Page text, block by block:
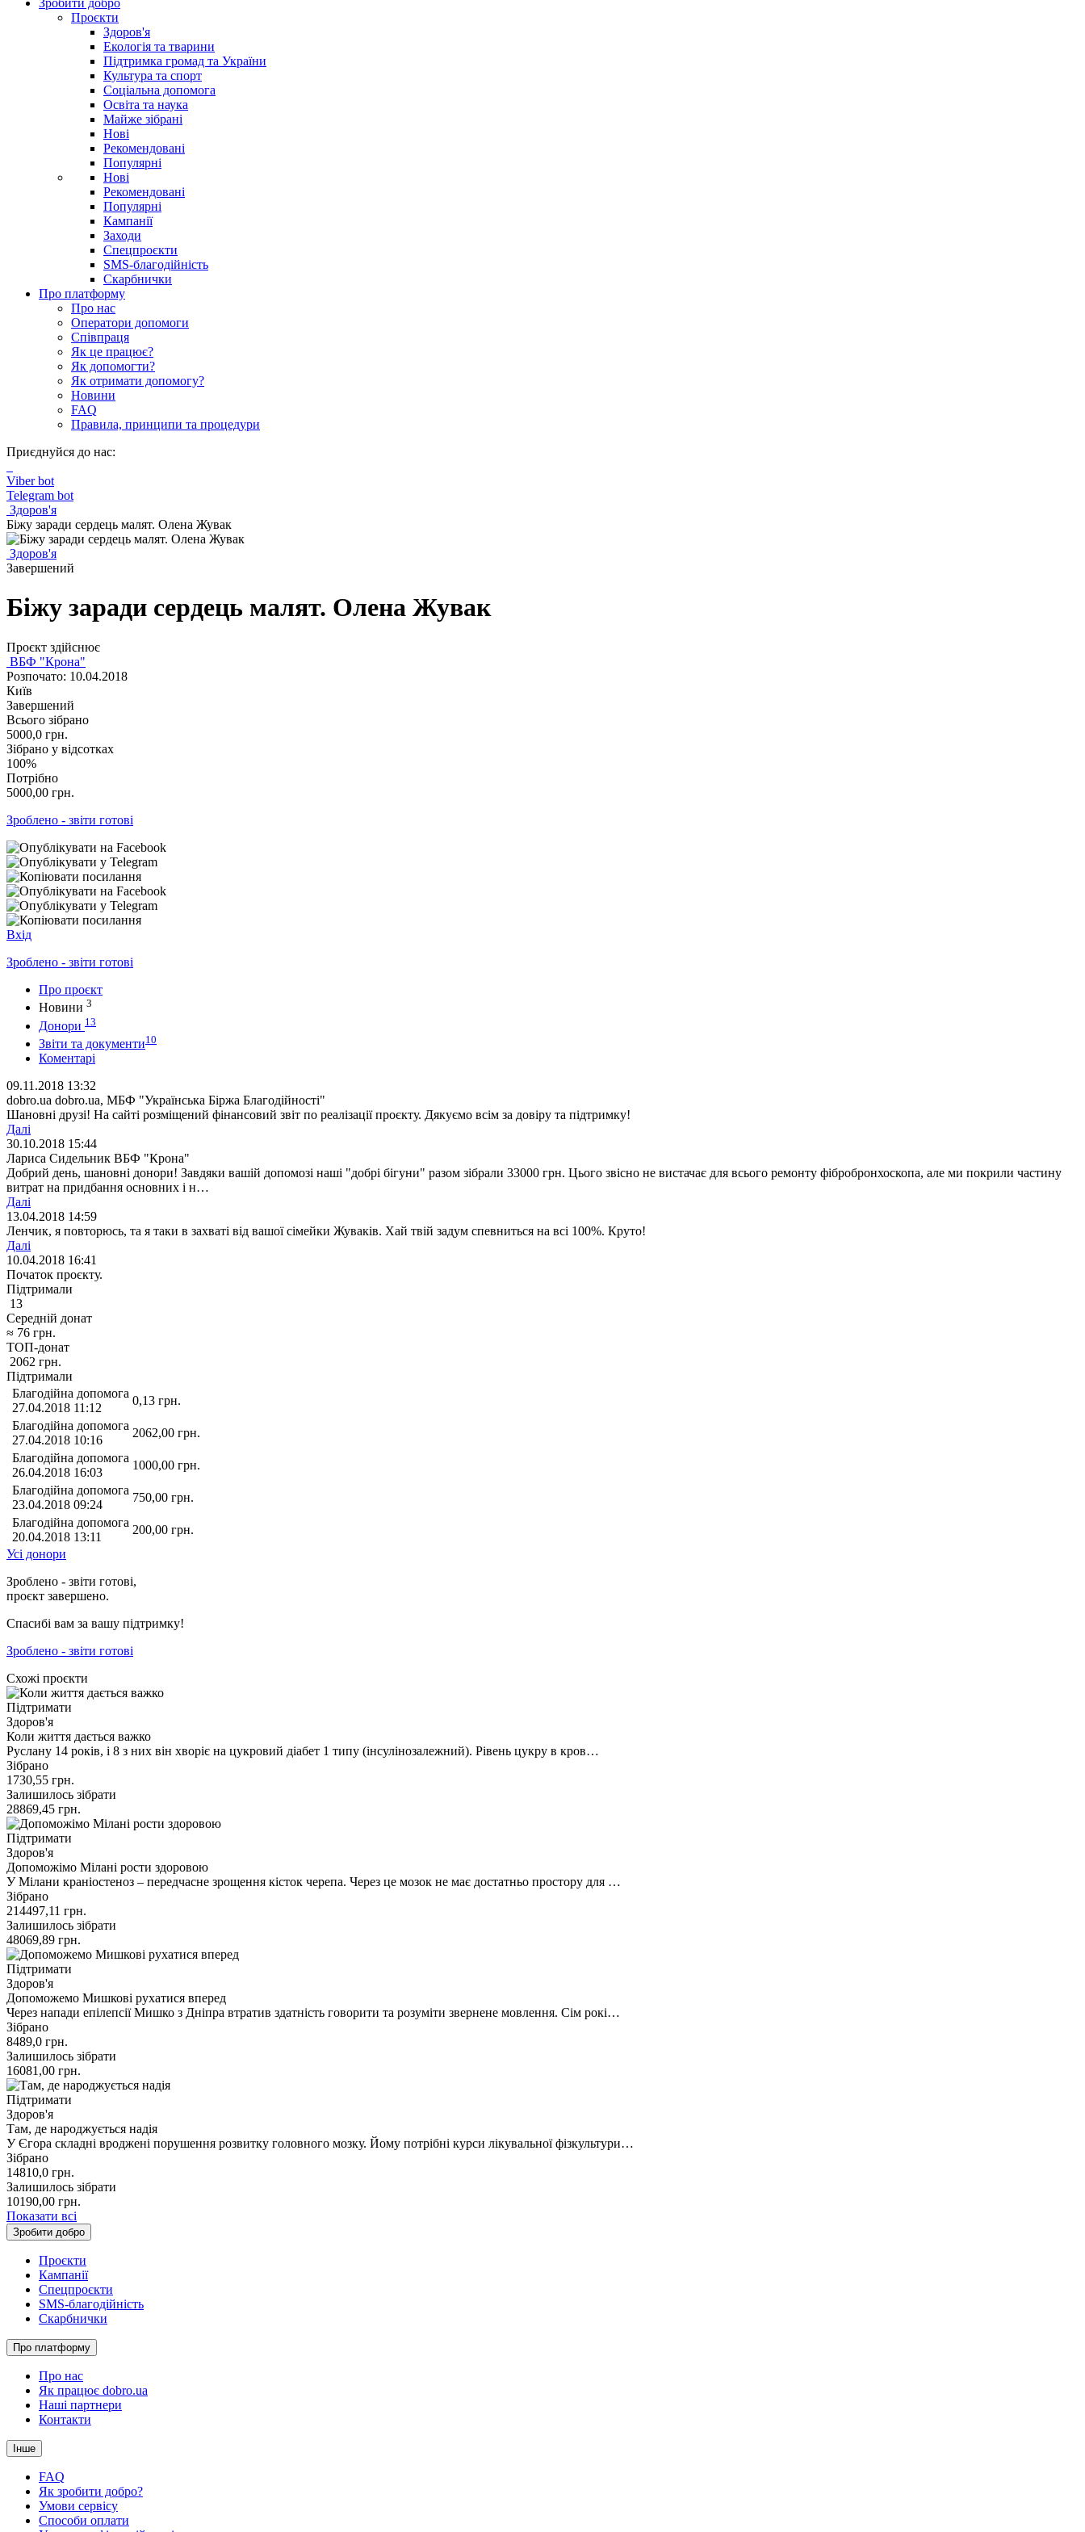
Зробити добро
Проєкти
Здоров'я
Екологія та тварини
Підтримка громад та України
Культура та спорт
Соціальна допомога
Освіта та наука
Майже зібрані
Нові
Рекомендовані
Популярні
Нові
Рекомендовані
Популярні
Кампанії
Заходи
Спецпроєкти
SMS-благодійність
Скарбнички
Про платформу
Про нас
Оператори допомоги
Співпраця
Як це працює?
Як допомогти?
Як отримати допомогу?
Новини
FAQ
Правила, принципи та процедури
Приєднуйся до нас:
Viber bot
Telegram bot
Здоров'я
Біжу заради сердець малят. Олена Жувак
Здоров'я
Завершений
Біжу заради сердець малят. Олена Жувак
Проєкт здійснює
ВБФ "Крона"
Розпочато: 10.04.2018
Київ
Завершений
Всього зібрано
5000,0 грн.
Зібрано у відсотках
100%
Потрібно
5000,00 грн.
Зроблено - звіти готові
Вхід
Зроблено - звіти готові
Про проєкт
Новини 3
Донори 13
Звіти та документи10
Коментарі
09.11.2018 13:32
dobro.ua dobro.ua, МБФ "Українська Біржа Благодійності"
Шановні друзі! На сайті розміщений фінансовий звіт по реалізації проєкту. Дякуємо всім за довіру та підтримку!
Далі
30.10.2018 15:44
Лариса Сидельник ВБФ "Крона"
Добрий день, шановні донори! Завдяки вашій допомозі наші "добрі бігуни" разом зібрали 33000 грн. Цього звісно не вистачає для всього ремонту фібробронхоскопа, але ми покрили частину
витрат на придбання основних і н…
Далі
13.04.2018 14:59
Ленчик, я повторюсь, та я таки в захваті від вашої сімейки Жуваків. Хай твій задум спевниться на всі 100%. Круто!
Далі
10.04.2018 16:41
Початок проєкту.
Підтримали
13
Середній донат
≈ 76 грн.
ТОП-донат
2062 грн.
Підтримали
Благодійна допомога
27.04.2018 11:12
0,13 грн.
Благодійна допомога
27.04.2018 10:16
2062,00 грн.
Благодійна допомога
26.04.2018 16:03
1000,00 грн.
Благодійна допомога
23.04.2018 09:24
750,00 грн.
Благодійна допомога
20.04.2018 13:11
200,00 грн.
Усі донори
Зроблено - звіти готові,
проєкт завершено.
Спасибі вам за вашу підтримку!
Зроблено - звіти готові
Схожі проєкти
Підтримати
Здоров'я
Коли життя дається важко
Руслану 14 років, і 8 з них він хворіє на цукровий діабет 1 типу (інсулінозалежний). Рівень цукру в кров…
Зібрано
1730,55 грн.
Залишилось зібрати
28869,45 грн.
Підтримати
Здоров'я
Допоможімо Мілані рости здоровою
У Мілани краніостеноз – передчасне зрощення кісток черепа. Через це мозок не має достатньо простору для …
Зібрано
214497,11 грн.
Залишилось зібрати
48069,89 грн.
Підтримати
Здоров'я
Допоможемо Мишкові рухатися вперед
Через напади епілепсії Мишко з Дніпра втратив здатність говорити та розуміти звернене мовлення. Сім рокі…
Зібрано
8489,0 грн.
Залишилось зібрати
16081,00 грн.
Підтримати
Здоров'я
Там, де народжується надія
У Єгора складні вроджені порушення розвитку головного мозку. Йому потрібні курси лікувальної фізкультури…
Зібрано
14810,0 грн.
Залишилось зібрати
10190,00 грн.
Показати всі
Зробити добро
Проєкти
Кампанії
Спецпроєкти
SMS-благодійність
Скарбнички
Про платформу
Про нас
Як працює dobro.ua
Наші партнери
Контакти
Інше
FAQ
Як зробити добро?
Умови сервісу
Способи оплати